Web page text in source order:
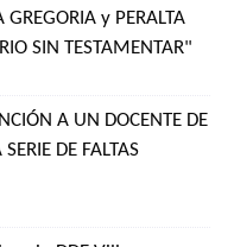
GREGORIA y PERALTA
SIN TESTAMENTAR"
A UN DOCENTE DE
DE FALTAS